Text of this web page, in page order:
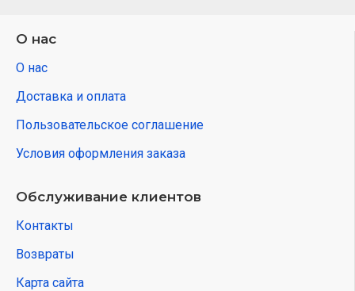
О нас
О нас
Доставка и оплата
Пользовательское соглашение
Условия оформления заказа
Обслуживание клиентов
Контакты
Возвраты
Карта сайта